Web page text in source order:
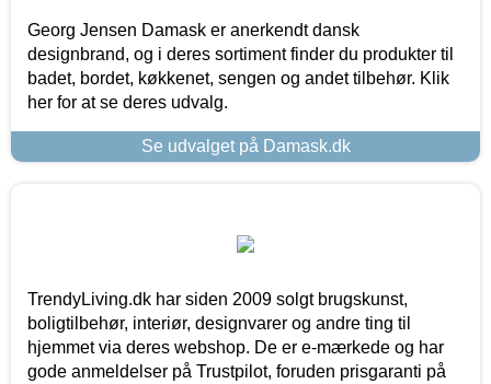
Georg Jensen Damask er anerkendt dansk
designbrand, og i deres sortiment finder du produkter til
badet, bordet, køkkenet, sengen og andet tilbehør. Klik
her for at se deres udvalg.
Se udvalget på Damask.dk
TrendyLiving.dk har siden 2009 solgt brugskunst,
boligtilbehør, interiør, designvarer og andre ting til
hjemmet via deres webshop. De er e-mærkede og har
gode anmeldelser på Trustpilot, foruden prisgaranti på